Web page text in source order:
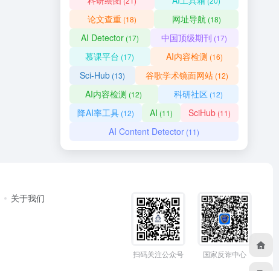
论文查重(18) 网址导航 (18)
AI Detector(17) 中国顶级期刊 (17)
慕课平台 (17) AI内容检测 (16)
Sci-Hub (13) 谷歌学术镜面网站 (12)
AI内容检测 (12) 科研社区(12)
降AI率工具 (12) AI (11) SciHub (11)
AI Content Detector (11)
关于我们
扫码关注公众号 国家反诈中心